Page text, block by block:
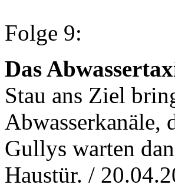
Folge 9:
Das
Stau ans Ziel
Abwasserkanäle,
Gullys warten
Haustür. /